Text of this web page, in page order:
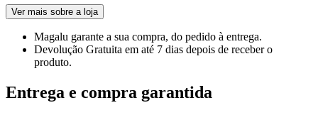
Ver mais sobre a loja
Magalu garante a sua compra, do pedido à entrega.
Devolução Gratuita em até 7 dias depois de receber o
produto.
Entrega e compra garantida